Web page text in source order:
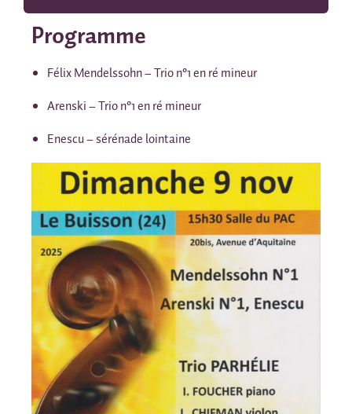
Programme
Félix Mendelssohn – Trio n°1 en ré mineur
Arenski – Trio n°1 en ré mineur
Enescu – sérénade lointaine